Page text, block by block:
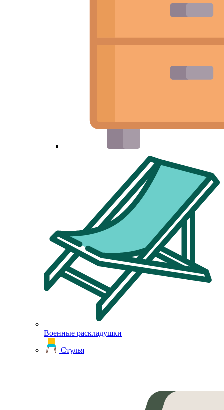
Военные раскладушки
Стулья